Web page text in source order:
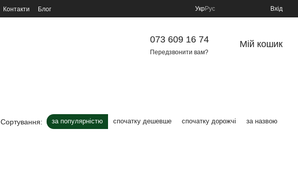
Контакти Блог УкрРус Вхід
073 609 16 74
Передзвонити вам?
Мій кошик
Сортування: за популярністю спочатку дешевше спочатку дорожчі за назвою